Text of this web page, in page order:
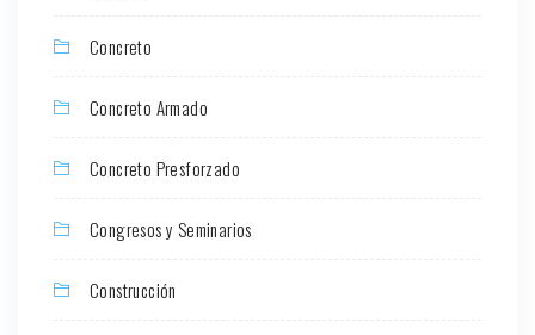
Concreto
Concreto Armado
Concreto Presforzado
Congresos y Seminarios
Construcción